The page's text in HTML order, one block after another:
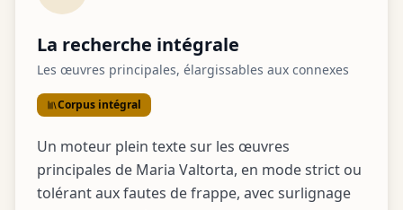
La recherche intégrale
Les œuvres principales, élargissables aux connexes
Corpus intégral
Un moteur plein texte sur les œuvres
principales de Maria Valtorta, en mode strict ou
tolérant aux fautes de frappe, avec surlignage